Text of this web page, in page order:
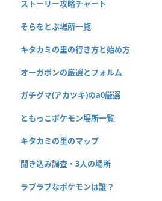
ストーリー攻略チャート
そらをとぶ場所一覧
キタカミの里の行き方と始め方
オーガポンの厳選とフォルム
ガチグマ(アカツキ)のa0厳選
ともっこポケモン場所一覧
キタカミの里のマップ
聞き込み調査・3人の場所
ラブラブなポケモンは誰？